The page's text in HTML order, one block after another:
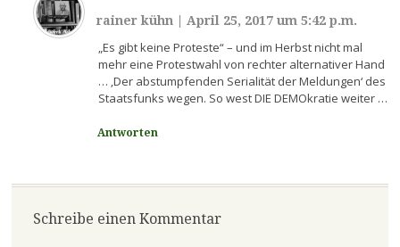
rainer kühn April 25, 2017 um 5:42 p.m.
„Es gibt keine Proteste“ – und im Herbst nicht mal
mehr eine Protestwahl von rechter alternativer Hand
… ‚Der abstumpfenden Serialität der Meldungen‘ des
Staatsfunks wegen. So west DIE DEMOkratie weiter …
Antworten
Schreibe einen Kommentar